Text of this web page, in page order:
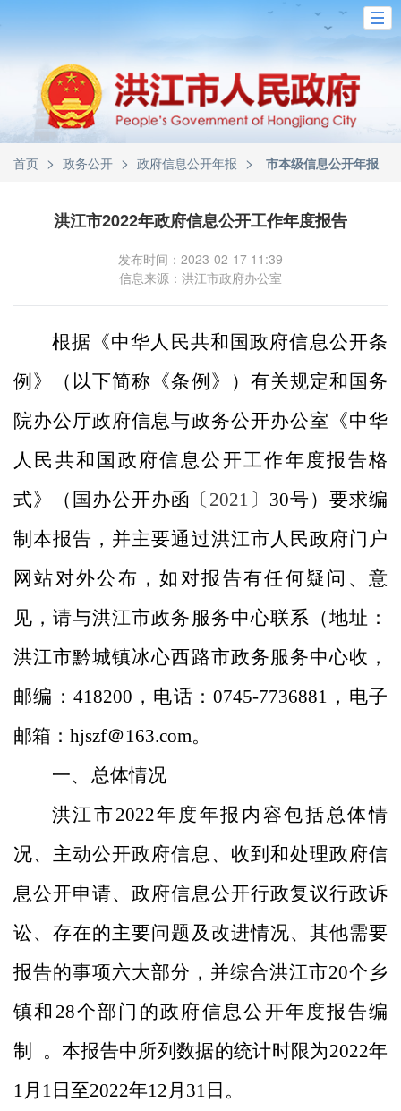
首页 > 政务公开 > 政府信息公开年报 > 市本级信息公开年报
洪江市2022年政府信息公开工作年度报告
发布时间：2023-02-17 11:39
信息来源：洪江市政府办公室
根据《中华人民共和国政府信息公开条
例》（以下简称《条例》）有关规定和国务
院办公厅政府信息与政务公开办公室《中华
人民共和国政府信息公开工作年度报告格
式》（国办公开办函
〔2021〕 30号）要求编
制本报告，并主要通过洪江市人民政府门户
网站对外公布，如对报告有任何疑问、意
见，请与洪江市政务服务中心联系（地址：
洪江市黔城镇冰心西路市政务服务中心收，
邮编： 418200 ，电话：0745-7736881 ，电子
邮箱： hjszf＠163.com。
一、 总体情况
洪江市2022年度年报内容包括总体情
况、主动公开政府信息、收到和处理政府信
息公开申请、政府信息公开行政复议行政诉
讼、存在的主要问题及改进情况、其他需要
报告的事项六大部分，并综合洪江市20个乡
镇和 28个部门的政府信息公开年度报告编
制
。本报告中所列数据的统计时限为2022年
1月 1 日至2022年12月 31 日。